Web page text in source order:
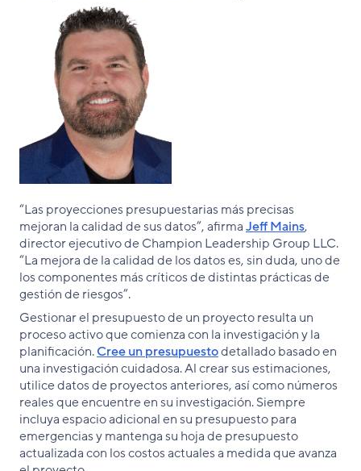
“Las proyecciones presupuestarias más precisas
mejoran la calidad de sus datos”, afirmaJeff Mains,
director ejecutivo de Champion Leadership Group LLC.
“La mejora de la calidad de los datos es, sin duda, uno de
los componentes más críticos de distintas prácticas de
gestión de riesgos”.
Gestionar el presupuesto de un proyecto resulta un
proceso activo que comienza con la investigación y la
planificación.Cree un presupuestodetallado basado en
una investigación cuidadosa. Al crear sus estimaciones,
utilice datos de proyectos anteriores, así como números
reales que encuentre en su investigación. Siempre
incluya espacio adicional en su presupuesto para
emergencias y mantenga su hoja de presupuesto
actualizada con los costos actuales a medida que avanza